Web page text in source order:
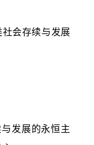
社会存续与发展
发展的永恒主